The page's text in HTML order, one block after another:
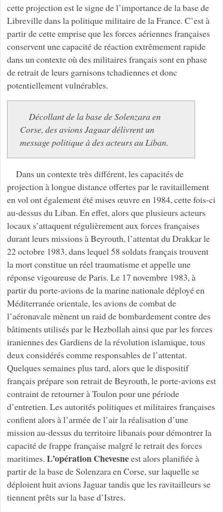
cette projection est le signe de l’importance de la base de
Libreville dans la politique militaire de la France. C’est à
partir de cette emprise que les forces aériennes françaises
conservent une capacité de réaction extrêmement rapide
dans un contexte où des militaires français sont en phase
de retrait de leurs garnisons tchadiennes et donc
potentiellement vulnérables.
Décollant de la base de Solenzara en
Corse, des avions Jaguar délivrent un
message politique à des acteurs au Liban.
Dans un contexte très différent, les capacités de
projection à longue distance offertes par le ravitaillement
en vol ont également été mises œuvre en 1984, cette fois-ci
au-dessus du Liban. En effet, alors que plusieurs acteurs
locaux s’attaquent régulièrement aux forces françaises
durant leurs missions à Beyrouth, l’attentat du Drakkar le
22 octobre 1983, dans lequel 58 soldats français trouvent
la mort constitue un réel traumatisme et appelle une
réponse vigoureuse de Paris. Le 17 novembre 1983, à
partir du porte-avions de la marine nationale déployé en
Méditerranée orientale, les avions de combat de
l’aéronavale mènent un raid de bombardement contre des
bâtiments utilisés par le Hezbollah ainsi que par les forces
iraniennes des Gardiens de la révolution islamique, tous
deux considérés comme responsables de l’attentat.
Quelques semaines plus tard, alors que le dispositif
français prépare son retrait de Beyrouth, le porte-avions est
contraint de retourner à Toulon pour une période
d’entretien. Les autorités politiques et militaires françaises
confient alors à l’armée de l’air la réalisation d’une
mission au-dessus du territoire libanais pour démontrer la
capacité de frappe française malgré le retrait des forces
maritimes. L’opération Chevesneest alors planifiée à
partir de la base de Solenzara en Corse, sur laquelle se
déploient huit avions Jaguar tandis que les ravitailleurs se
tiennent prêts sur la base d’Istres.